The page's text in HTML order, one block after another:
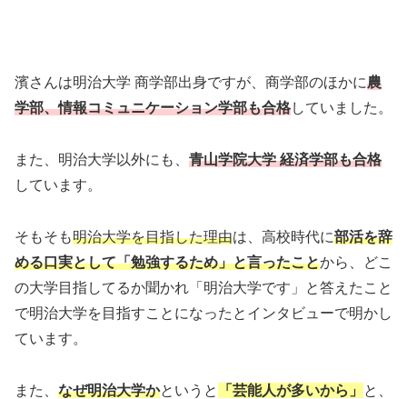
濱さんは明治大学 商学部出身ですが、商学部のほかに農
学部、情報コミュニケーション学部も合格していました。
また、明治大学以外にも、 青山学院大学 経済学部も合格
しています。
そもそも明治大学を目指した理由は、高校時代に部活を辞
める口実として「勉強するため」と言ったことから、どこ
の大学目指してるか聞かれ「明治大学です」と答えたこと
で明治大学を目指すことになったとインタビューで明かし
ています。
また、 なぜ明治大学かというと 「芸能人が多いから」
と、